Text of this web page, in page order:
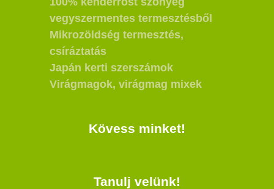
vegyszermentes termesztésből
Mikrozöldség termesztés,
csíráztatás
Japán kerti szerszámok
Virágmagok, virágmag mixek
Kövess minket!
Tanulj velünk!